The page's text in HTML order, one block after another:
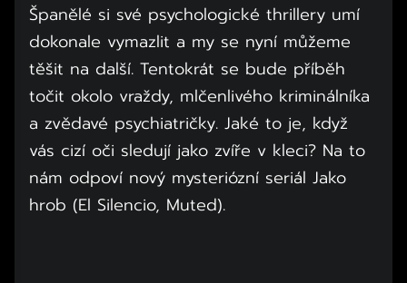
Španělé si své psychologické thrillery umí
dokonale vymazlit a my se nyní můžeme
těšit na další. Tentokrát se bude příběh
točit okolo vraždy, mlčenlivého kriminálníka
a zvědavé psychiatričky. Jaké to je, když
vás cizí oči sledují jako zvíře v kleci? Na to
nám odpoví nový mysteriózní seriál Jako
hrob (El Silencio, Muted).